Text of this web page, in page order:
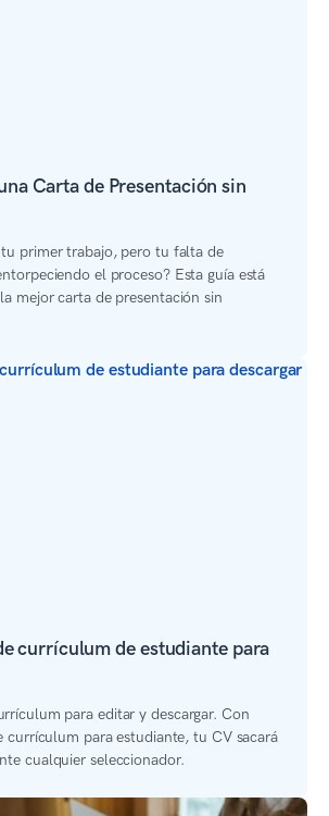
Carta de Presentación sin
primer trabajo, pero tu falta de
el proceso? Esta guía está
mejor carta de presentación sin
currículum de estudiante para
para editar y descargar. Con
currículum para estudiante, tu CV sacará
cualquier seleccionador.